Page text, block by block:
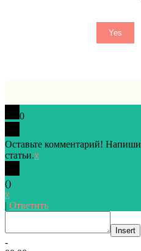
Yes
0
Оставьте комментарий!
статьи.x
()
x
| Ответить
Insert
-